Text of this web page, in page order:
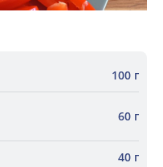
100 г
60 г
40 г